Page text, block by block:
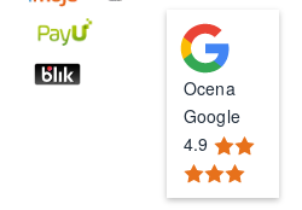
Ocena
Google
4.9